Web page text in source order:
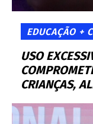
EDUCAÇÃO +
USO
CRIANÇAS,